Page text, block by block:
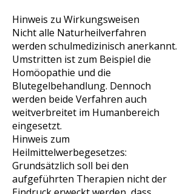
Hinweis zu Wirkungsweisen
Nicht alle Naturheilverfahren
werden schulmedizinisch anerkannt.
Umstritten ist zum Beispiel die
Homöopathie und die
Blutegelbehandlung. Dennoch
werden beide Verfahren auch
weitverbreitet im Humanbereich
eingesetzt.
Hinweis zum
Heilmittelwerbegesetzes:
Grundsätzlich soll bei den
aufgeführten Therapien nicht der